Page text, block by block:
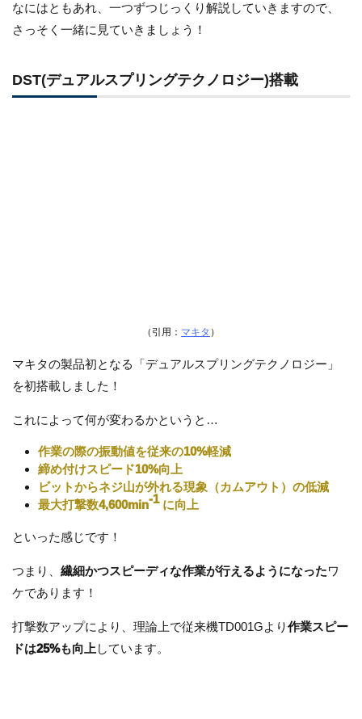
なにはともあれ、一つずつじっくり解説していきますので、
さっそく一緒に見ていきましょう！
DST(デュアルスプリングテクノロジー)搭載
（引用： マキタ ）
マキタの製品初となる「デュアルスプリングテクノロジー」
を初搭載しました！
これによって何が変わるかというと…
作業の際の振動値を従来の10%軽減
締め付けスピード10%向上
ビットからネジ山が外れる現象（カムアウト）の低減
最大打撃数4,600min-1 に向上
といった感じです！
つまり、 繊細かつスピーディな作業が行えるようになったワ
ケであります！
打撃数アップにより、理論上で従来機TD001Gより作業スピー
ドは25%も向上 しています。